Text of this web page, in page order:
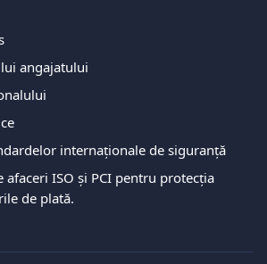
angajatului
internaționale de siguranță
afaceri ISO și PCI pentru protecția
de plată.